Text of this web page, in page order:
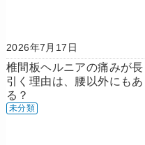
2026年7月17日
椎間板ヘルニアの痛みが長
引く理由は、腰以外にもあ
る？
未分類